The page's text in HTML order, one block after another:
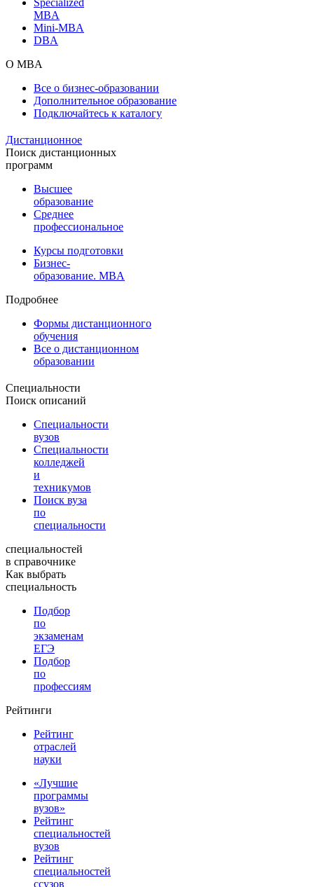
MBA
Mini-MBA
DBA
О MBA
Все о бизнес-образовании
Дополнительное образование
Подключайтесь к каталогу
Дистанционное
Поиск дистанционных
программ
Высшее
образование
Среднее
профессиональное
Курсы подготовки
Бизнес-
образование. MBA
Подробнее
Формы дистанционного
обучения
Все о дистанционном
образовании
Специальности
Поиск описаний
Специальности
вузов
Специальности
колледжей
и
техникумов
Поиск вуза
по
специальности
специальностей
в справочнике
Как выбрать
специальность
Подбор
по
экзаменам
ЕГЭ
Подбор
по
профессиям
Рейтинги
Рейтинг
отраслей
науки
«Лучшие
программы
вузов»
Рейтинг
специальностей
вузов
Рейтинг
специальностей
ссузов